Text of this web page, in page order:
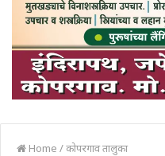
Home /कोपरगाव तालुका